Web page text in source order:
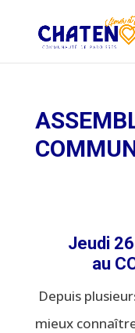
Jeudi
au
Depuis
mieux